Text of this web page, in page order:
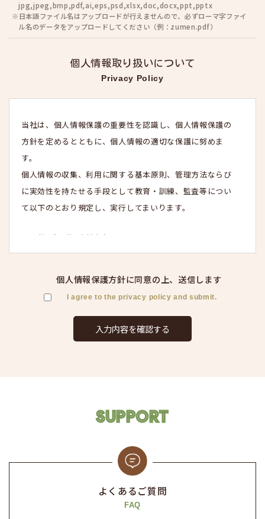
jpg,jpeg,bmp,pdf,ai,eps,psd,xlsx,doc,docx,ppt,pptx
※日本語ファイル名はアップロードが行えませんので、必ずローマ字ファイ
ル名のデータをアップロードしてください（例：zumen.pdf）
個人情報取り扱いについて
Privacy Policy
当社は、個人情報保護の重要性を認識し、個人情報保護の
方針を定めるとともに、個人情報の適切な保護に努めま
す。
個人情報の収集、利用に関する基本原則、管理方法ならび
に実効性を持たせる手段として教育・訓練、監査等につい
て以下のとおり規定し、実行してまいります。
年法律第57号、以下「個人情報保護法」といいます。）に
いう「個人情報」を指し、生存する個人に関する情報であ
により特定の個人を識別できるもの又は個人識別符号が含
まれるものを指します。
取得し、取得した情報を利用させていただきます。
以下の⽬的の範囲を超えて個⼈情報を利⽤する場合には、
す。
求人採用における面接の日時および、選考結果の連
個人情報保護方針に同意の上、送信します
I agree to the privacy policy and submit.
入力内容を確認する
SUPPORT
よくあるご質問
FAQ